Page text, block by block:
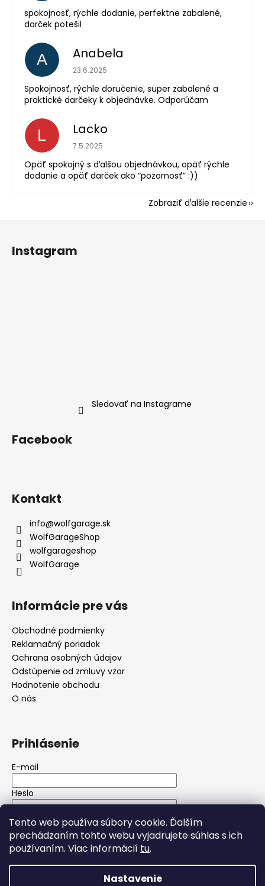
Tento web používa súbory cookie. Ďalším
prechádzaním tohto webu vyjadrujete súhlas s ich
používaním. Viac informácií tu.
Nastavenie
spokojnosť, rýchle dodanie, perfektne zabalené,
darček potešil
A Anabela
Hodnotenie obchodu je 5 z 5 hviezdičiek.
23.6.2025
Spokojnosť, rýchle doručenie, super zabalené a
praktické darčeky k objednávke. Odporúčam
L Lacko
Hodnotenie obchodu je 5 z 5 hviezdičiek.
7.5.2025
Opäť spokojný s ďalšou objednávkou, opäť rýchle
dodanie a opäť darček ako “pozornosť” :))
Zobraziť ďalšie recenzie
Instagram
Sledovať na Instagrame
Facebook
Kontakt
info@wolfgarage.sk
WolfGarageShop
wolfgarageshop
WolfGarage
Informácie pre vás
Obchodné podmienky
Reklamačný poriadok
Ochrana osobných údajov
Odstúpenie od zmluvy vzor
Hodnotenie obchodu
O nás
Prihlásenie
E-mail
Heslo
PRIHLÁSIŤ SA
Nová registráciaZabudnuté heslo